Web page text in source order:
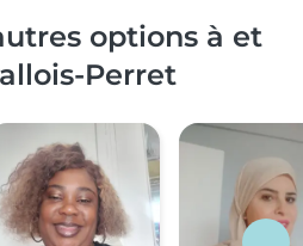
options à et
Perret